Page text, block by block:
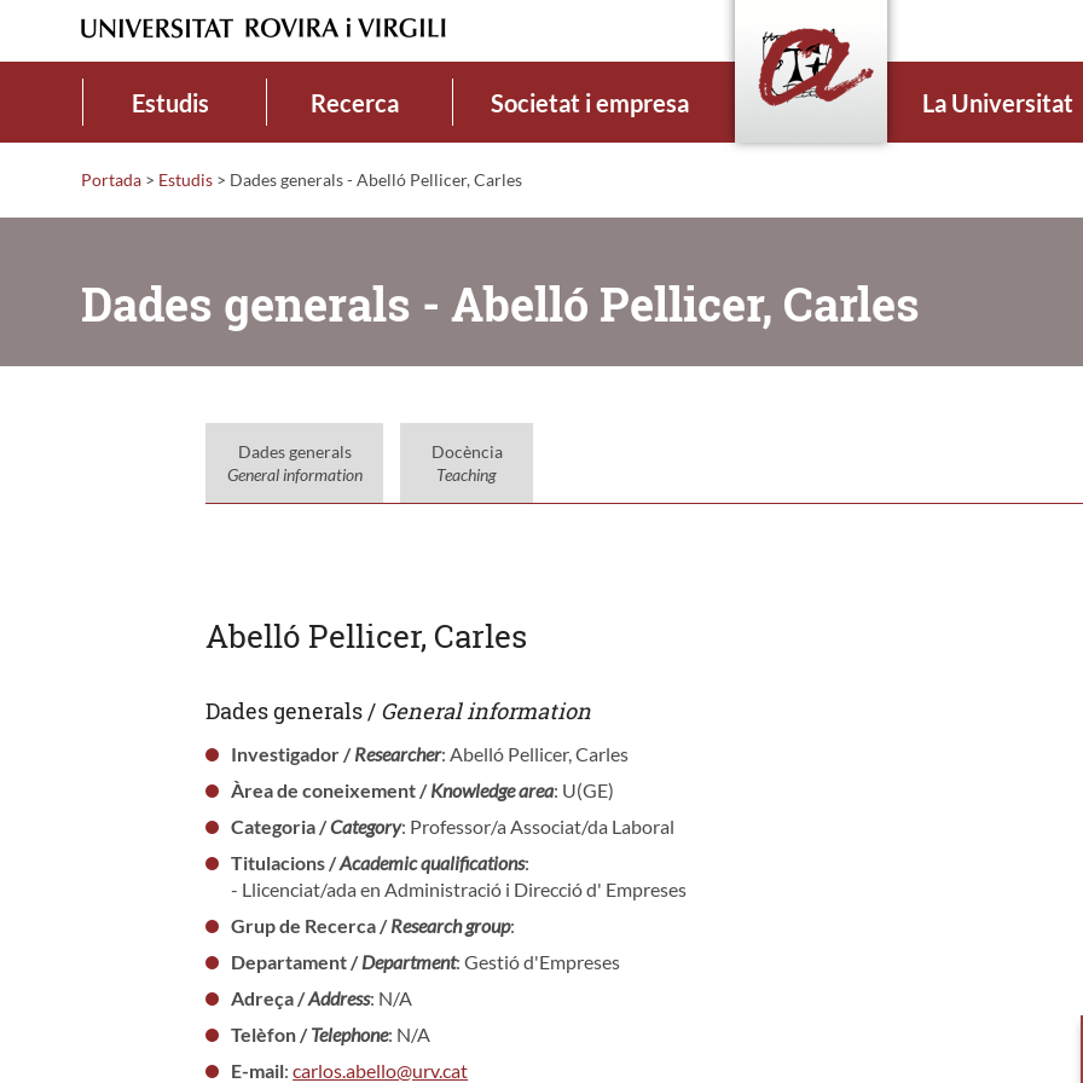
Estudis Recerca Societat i empresa La Universitat
Portada > Estudis > Dades generals - Abelló Pellicer, Carles
Dades generals - Abelló Pellicer, Carles
Dades generals
General information
Docència
Teaching
Abelló Pellicer, Carles
Dades generals / General information
Investigador /Researcher: Abelló Pellicer, Carles
Àrea de coneixement /Knowledge area: U(GE)
Categoria /Category: Professor/a Associat/da Laboral
Titulacions /Academic qualifications:
- Llicenciat/ada en Administració i Direcció d' Empreses
Grup de Recerca /Research group:
Departament /Department: Gestió d'Empreses
Adreça /Address: N/A
Telèfon /Telephone: N/A
E-mail:carlos.abello@urv.cat